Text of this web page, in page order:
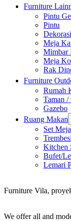
Furniture
Pintu
Pintu
Meja
Mimbar
Meja
Rak
Furniture
Rumah
Taman
Gazebo
Ruang Makan
Set
Kitchen
Bufet/
Lemari
Furniture Vila,
We offer all and